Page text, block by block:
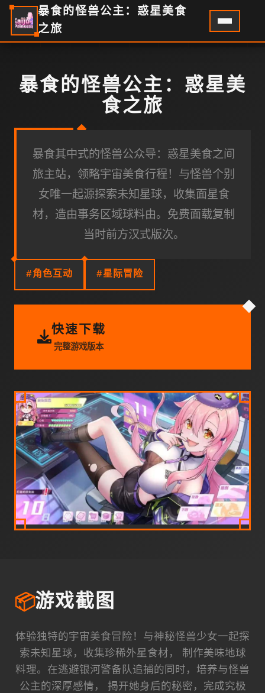
暴食的怪兽公主：惑星美食
之旅
暴食的怪兽公主：惑星美
食之旅
暴食其中式的怪兽公众导：惑星美食之间
旅主站，领略宇宙美食行程！与怪兽个别
女唯一起源探索未知星球，收集面星食
材，造由事务区域球料由。免费面载复制
当时前方汉式版次。
#角色互动 #星际冒险
快速下载
完整游戏版本
📦游戏截图
体验独特的宇宙美食冒险！与神秘怪兽少女一起探
索未知星球，收集珍稀外星食材， 制作美味地球
料理。在逃避银河警备队追捕的同时，培养与怪兽
公主的深厚感情， 揭开她身后的秘密，完成究极